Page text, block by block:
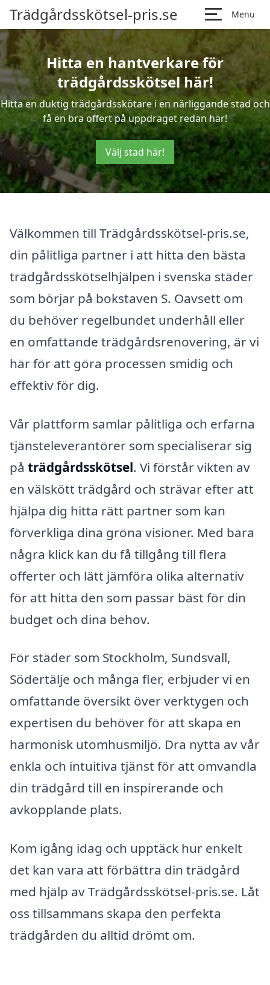
Trädgårdsskötsel-pris.se Menu
Hitta en hantverkare för
trädgårdsskötsel här!
Hitta en duktig trädgårdsskötare i en närliggande stad och
få en bra offert på uppdraget redan här!
Välj stad här!
Välkommen till Trädgårdsskötsel-pris.se,
din pålitliga partner i att hitta den bästa
trädgårdsskötselhjälpen i svenska städer
som börjar på bokstaven S. Oavsett om
du behöver regelbundet underhåll eller
en omfattande trädgårdsrenovering, är vi
här för att göra processen smidig och
effektiv för dig.
Vår plattform samlar pålitliga och erfarna
tjänsteleverantörer som specialiserar sig
på trädgårdsskötsel. Vi förstår vikten av
en välskött trädgård och strävar efter att
hjälpa dig hitta rätt partner som kan
förverkliga dina gröna visioner. Med bara
några klick kan du få tillgång till flera
offerter och lätt jämföra olika alternativ
för att hitta den som passar bäst för din
budget och dina behov.
För städer som Stockholm, Sundsvall,
Södertälje och många fler, erbjuder vi en
omfattande översikt över verktygen och
expertisen du behöver för att skapa en
harmonisk utomhusmiljö. Dra nytta av vår
enkla och intuitiva tjänst för att omvandla
din trädgård till en inspirerande och
avkopplande plats.
Kom igång idag och upptäck hur enkelt
det kan vara att förbättra din trädgård
med hjälp av Trädgårdsskötsel-pris.se. Låt
oss tillsammans skapa den perfekta
trädgården du alltid drömt om.